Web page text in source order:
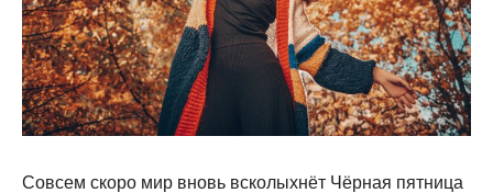
Совсем скоро мир вновь всколыхнёт Чёрная пятница